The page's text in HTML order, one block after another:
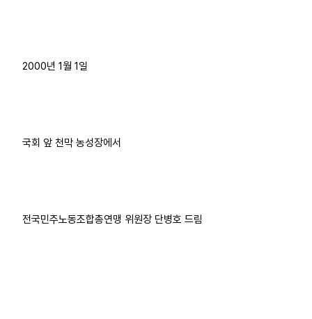
2000년 1월 1일
국회 앞 천막 농성장에서
전국민주노동조합총연맹 위원장 단병호 드림